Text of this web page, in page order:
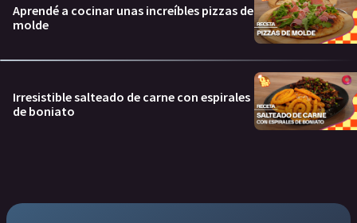
Aprendé a cocinar unas increíbles pizzas de
molde
Irresistible salteado de carne con espirales
de boniato